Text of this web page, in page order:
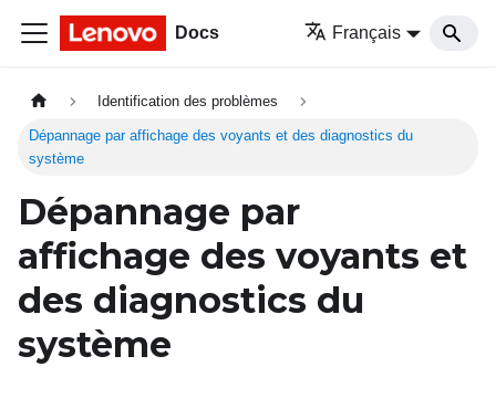
Docs Français
Identification des problèmes
Dépannage par affichage des voyants et des diagnostics du
système
Dépannage par
affichage des voyants et
des diagnostics du
système